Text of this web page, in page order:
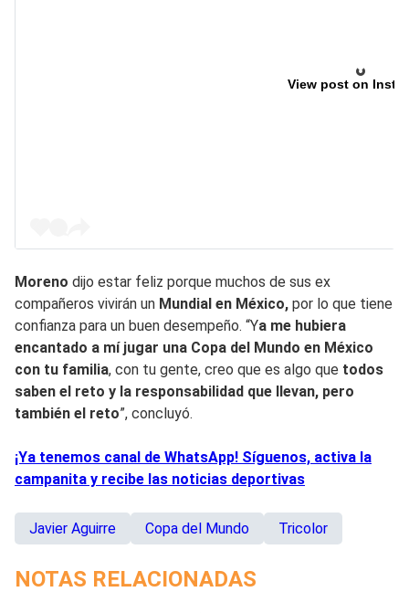
View post on
Moreno dijo estar feliz porque muchos de sus ex
compañeros vivirán un Mundial en México, por lo que tiene
confianza para un buen desempeño. “Ya me hubiera
encantado a mí jugar una Copa del Mundo en México
con tu familia, con tu gente, creo que es algo que todos
saben el reto y la responsabilidad que llevan, pero
también el reto”, concluyó.
¡Ya tenemos canal de WhatsApp! Síguenos, activa la
campanita y recibe las noticias deportivas
Javier Aguirre Copa del Mundo Tricolor
NOTAS RELACIONADAS